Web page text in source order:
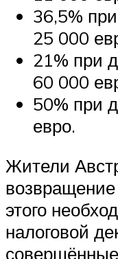
36,5%
25 000
21% при
60 000
50% при
евро.
Жители
этого
налоговой